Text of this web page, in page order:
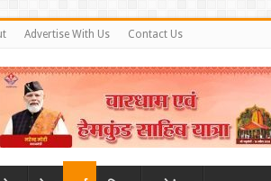
Advertise With Us Contact Us